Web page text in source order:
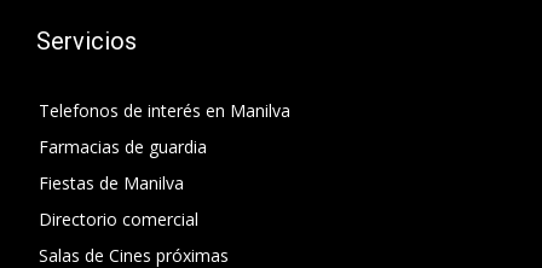
Servicios
Telefonos de interés en Manilva
Farmacias de guardia
Fiestas de Manilva
Directorio comercial
Salas de Cines próximas